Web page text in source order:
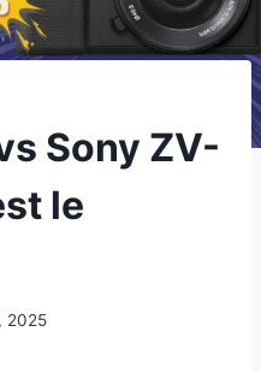
Sony ZV-
le
2025